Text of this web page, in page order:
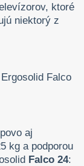
ktoré
niektorý z
aj
kg a podporou
Falco 24: